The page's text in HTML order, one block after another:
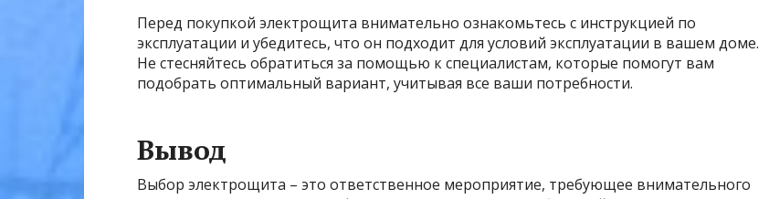
Перед покупкой электрощита внимательно ознакомьтесь с инструкцией по
эксплуатации и убедитесь, что он подходит для условий эксплуатации в вашем доме.
Не стесняйтесь обратиться за помощью к специалистам, которые помогут вам
подобрать оптимальный вариант, учитывая все ваши потребности.
Вывод
Выбор электрощита – это ответственное мероприятие, требующее внимательного